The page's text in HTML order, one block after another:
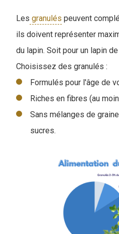
Les granulés peuvent
ils doivent représenter
du lapin. Soit pour un lapin
Choisissez des granulés :
Formulés pour l'âge de
Riches en fibres (au
Sans mélanges de
sucres.